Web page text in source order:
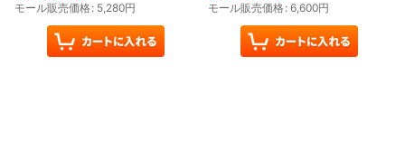
モール販売価格: 5,280円
モール販売価格: 6,600円